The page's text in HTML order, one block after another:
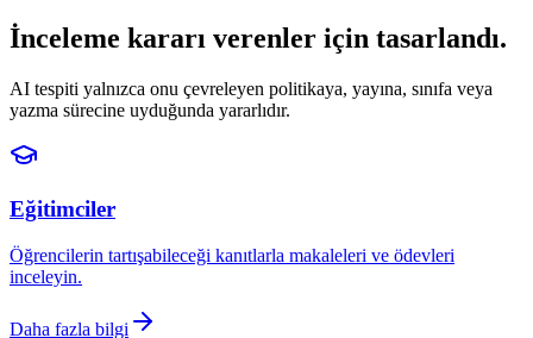
İnceleme kararı verenler için tasarlandı.
AI tespiti yalnızca onu çevreleyen politikaya, yayına, sınıfa veya
yazma sürecine uyduğunda yararlıdır.
Eğitimciler
Öğrencilerin tartışabileceği kanıtlarla makaleleri ve ödevleri
inceleyin.
Daha fazla bilgi